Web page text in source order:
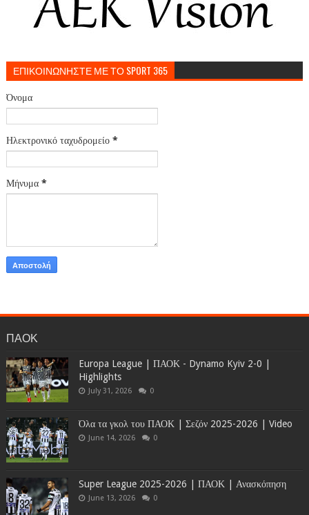
ΕΠΙΚΟΙΝΩΝΗΣΤΕ ΜΕ ΤΟ SPORT 365
Όνομα
Ηλεκτρονικό ταχυδρομείο *
Μήνυμα *
ΠΑΟΚ
Europa League | ΠΑΟΚ - Dynamo Kyiv 2-0 |
Highlights
July 31, 2026 0
Όλα τα γκολ του ΠΑΟΚ | Σεζόν 2025-2026 | Video
June 14, 2026 0
Super League 2025-2026 | ΠΑΟΚ | Ανασκόπηση
June 13, 2026 0